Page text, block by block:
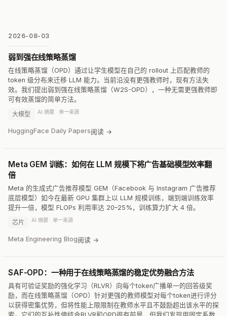
2026-08-03
弱到强在线策略蒸馏
在线策略蒸馏（OPD）通过让学生模型在自己的 rollout 上匹配教师的
token 级分布来迁移 LLM 能力。当前沿没有更强教师时，现有方法失
效。我们提出弱到强在线策略蒸馏（W2S-OPD），一种无需更强教师即
可有效蒸馏的简单方法。
大模型
AI 摘要 · 单一来源
HuggingFace Daily Papers阅读 →
Meta GEM 训练：如何在 LLM 规模下将广告基础模型效率翻
倍
Meta 的生成式广告推荐模型 GEM（Facebook 与 Instagram 广告推荐
底层模型）如今在最新 GPU 集群上以 LLM 规模训练，端到端训练效率
提升一倍，模型 FLOPs 利用率达 20–25%，训练算力扩大 4 倍。
芯片
AI 摘要 · 单一来源
Meta Engineering Blog阅读 →
SAF-OPD：一种用于在线策略蒸馏的稳定优势融合方法
具有可验证奖励的强化学习（RLVR）向每个token广播单一的回答级奖
励，而在线策略蒸馏（OPD）针对更强的教师模型对每个token进行评分
以获得密集优势，但将性能上限限制在教师水平且不鼓励超出该水平的探